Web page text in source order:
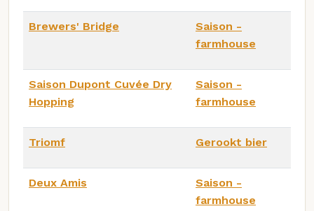
Brewers' Bridge
Saison -
farmhouse
Saison Dupont Cuvée Dry
Hopping
Saison -
farmhouse
Triomf Gerookt bier
Deux Amis
Saison -
farmhouse